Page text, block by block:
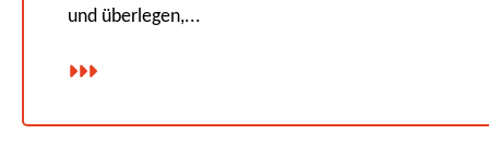
und überlegen,...